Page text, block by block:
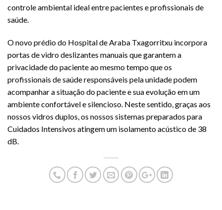
controle ambiental ideal entre pacientes e profissionais de
saúde.
O novo prédio do Hospital de Araba Txagorritxu incorpora
portas de vidro deslizantes manuais que garantem a
privacidade do paciente ao mesmo tempo que os
profissionais de saúde responsáveis ​​pela unidade podem
acompanhar a situação do paciente e sua evolução em um
ambiente confortável e silencioso. Neste sentido, graças aos
nossos vidros duplos, os nossos sistemas preparados para
Cuidados Intensivos atingem um isolamento acústico de 38
dB.